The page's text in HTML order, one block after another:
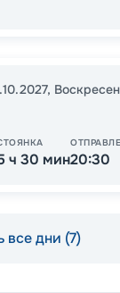
,
ч 30 мин20:30
все дни (7)